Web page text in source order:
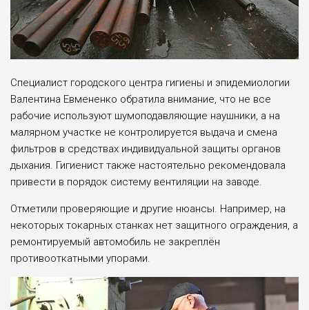
Специалист городского центра гигиены и эпидемиологии
Валентина Евмененко обратила внимание, что не все
рабочие используют шумоподавляющие наушники, а на
малярном участке не контролируется выдача и смена
фильтров в средствах индивидуальной защиты органов
дыхания. Гигиенист также настоятельно рекомендовала
привести в порядок систему вентиляции на заводе.
Отметили проверяющие и другие нюансы. Например, на
некоторых токарных станках нет защитного ограждения, а
ремонтируемый автомобиль не закреплён
противооткатными упорами.